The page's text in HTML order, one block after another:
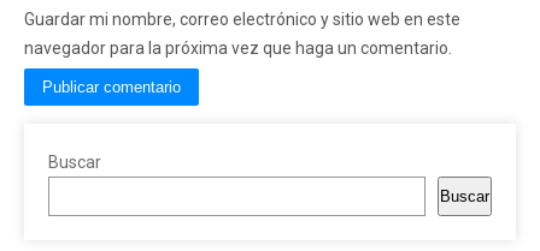
Guardar mi nombre, correo electrónico y sitio web en este
navegador para la próxima vez que haga un comentario.
Buscar
Buscar